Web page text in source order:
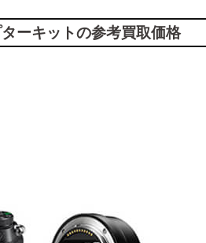
ーキットの参考買取価格